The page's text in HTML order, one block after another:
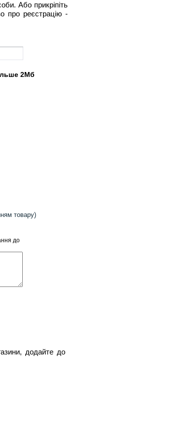
Або прикріпіть
про реєстрацію -
2Мб
товару)
до
додайте до